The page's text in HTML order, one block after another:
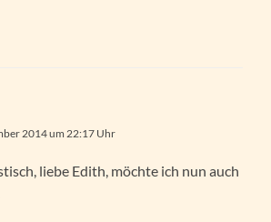
2014 um 22:17 Uhr
liebe Edith, möchte ich nun auch